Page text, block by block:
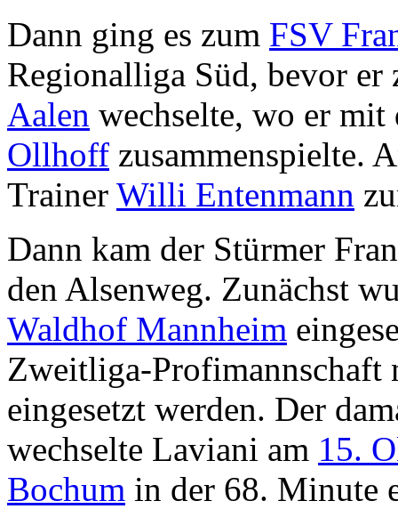
Dann ging es zum FSV
Regionalliga Süd, bevor
Aalen wechselte, wo er
Ollhoff zusammenspielte.
Trainer Willi Entenmann
Dann kam der Stürmer
den Alsenweg. Zunächst
Waldhof Mannheim
Zweitliga-Profimannschaft
eingesetzt werden. Der
wechselte Laviani am 15.
Bochum in der 68. Minute